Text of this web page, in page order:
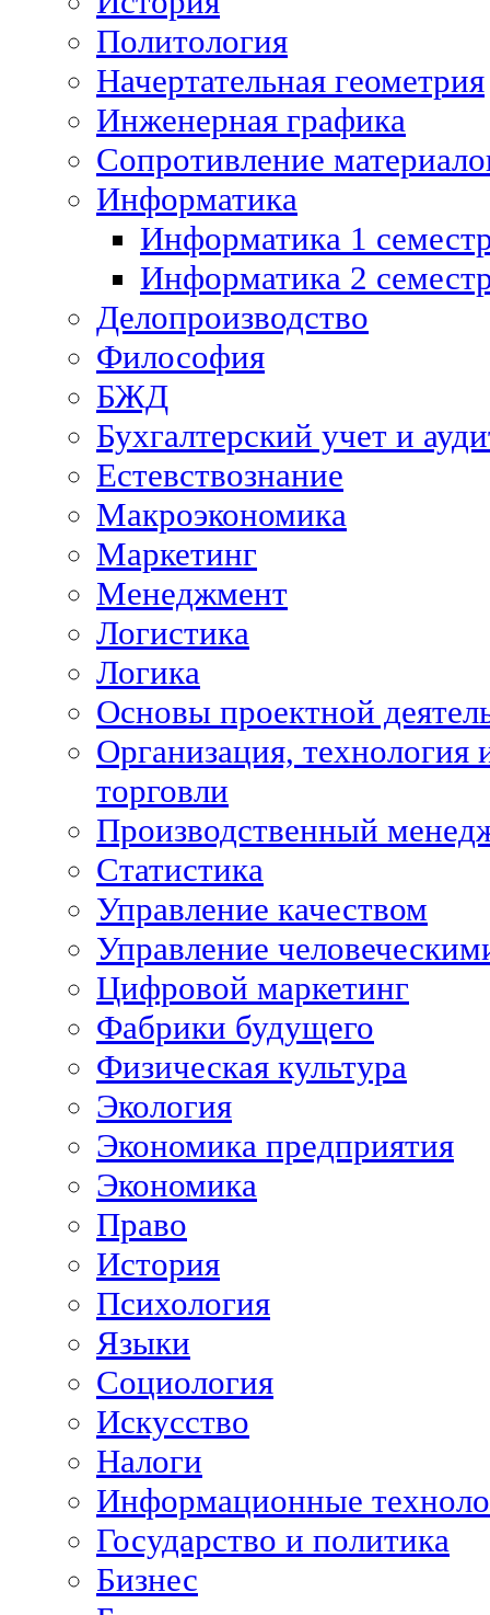
Политология
Начертательная геометрия
Инженерная графика
Сопротивление
Информатика
Информатика 1
Информатика 2
Делопроизводство
Философия
БЖД
Бухгалтерский учет и
Естевствознание
Макроэкономика
Маркетинг
Менеджмент
Логистика
Логика
Основы проектной
Организация, технология
торговли
Производственный
Статистика
Управление качеством
Управление
Цифровой маркетинг
Фабрики будущего
Физическая культура
Экология
Экономика предприятия
Экономика
Право
История
Психология
Языки
Социология
Искусство
Налоги
Информационные
Государство и политика
Бизнес